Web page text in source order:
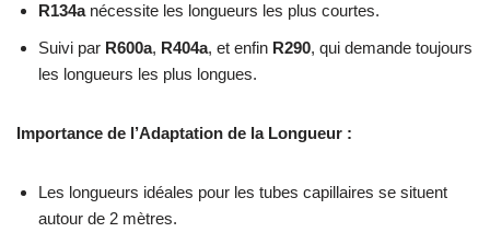
R134anécessite les longueurs les plus courtes.
Suivi par R600a, R404a, et enfin R290, qui demande toujours
les longueurs les plus longues.
Importance de l’Adaptation de la Longueur :
Les longueurs idéales pour les tubes capillaires se situent
autour de 2 mètres.